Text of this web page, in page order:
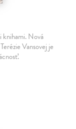
knihami. Nová
Vansovej je